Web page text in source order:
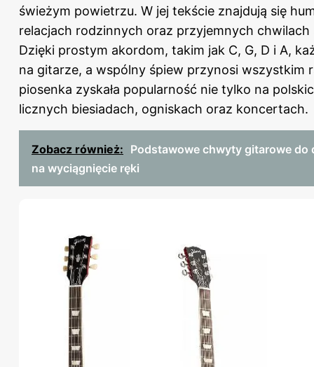
świeżym powietrzu. W jej tekście znajdują się
relacjach rodzinnych oraz przyjemnych
Dzięki prostym akordom, takim jak C, G, D i A,
na gitarze, a wspólny śpiew przynosi wszystkim
piosenka zyskała popularność nie tylko na
licznych biesiadach, ogniskach oraz koncertach.
Zobacz również: Podstawowe chwyty gitarowe
na wyciągnięcie ręki